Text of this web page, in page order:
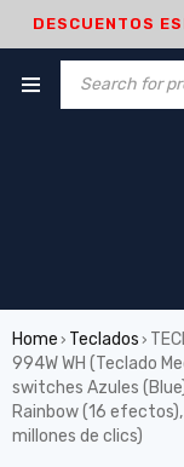
DESCUENTOS
Home › Teclados ›
994W WH (Teclado
switches Azules
Rainbow (16
millones de clics)